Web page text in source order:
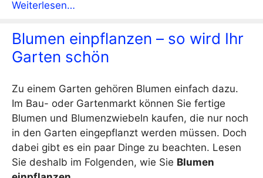
Weiterlesen…
Blumen einpflanzen – so wird Ihr
Garten schön
Zu einem Garten gehören Blumen einfach dazu.
Im Bau- oder Gartenmarkt können Sie fertige
Blumen und Blumenzwiebeln kaufen, die nur noch
in den Garten eingepflanzt werden müssen. Doch
dabei gibt es ein paar Dinge zu beachten. Lesen
Sie deshalb im Folgenden, wie Sie Blumen